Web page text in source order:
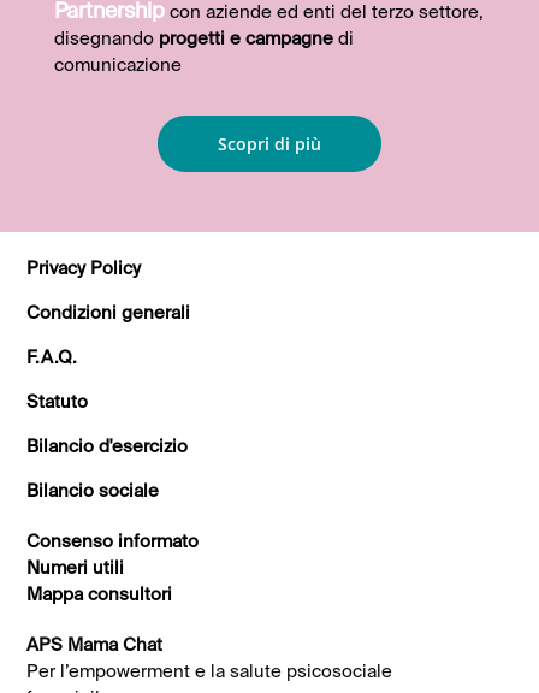
Partnership con aziende ed enti del terzo settore,
disegnando progetti e campagnedi
comunicazione
Scopri di più
Privacy Policy
Condizioni generali
F.A.Q.
Statuto
Bilancio d'esercizio
Bilancio sociale
Consenso informato
Numeri utili
Mappa consultori
APS Mama Chat
Per l’empowerment e la salute psicosociale